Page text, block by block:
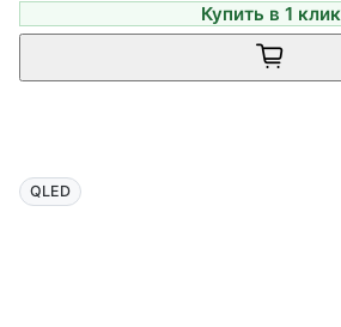
Купить в 1 клик
QLED